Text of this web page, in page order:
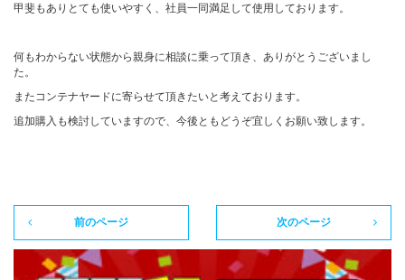
甲斐もありとても使いやすく、社員一同満足して使用しております。
何もわからない状態から親身に相談に乗って頂き、ありがとうございまし
た。
またコンテナヤードに寄らせて頂きたいと考えております。
追加購入も検討していますので、今後ともどうぞ宜しくお願い致します。
前のページ 次のページ